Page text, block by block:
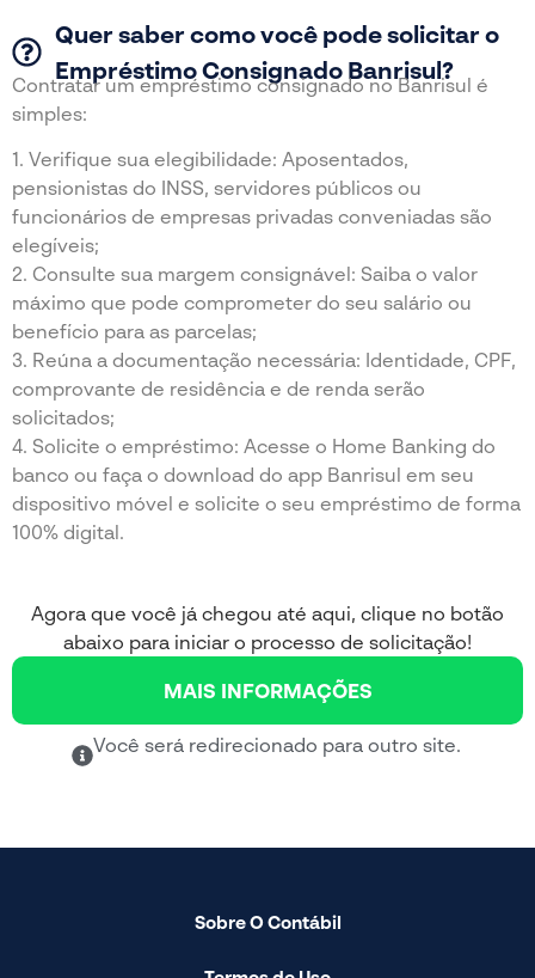
Quer saber como você pode solicitar o
Empréstimo Consignado Banrisul?
Contratar um empréstimo consignado no Banrisul é
simples:
1. Verifique sua elegibilidade: Aposentados,
pensionistas do INSS, servidores públicos ou
funcionários de empresas privadas conveniadas são
elegíveis;
2. Consulte sua margem consignável: Saiba o valor
máximo que pode comprometer do seu salário ou
benefício para as parcelas;
3. Reúna a documentação necessária: Identidade, CPF,
comprovante de residência e de renda serão
solicitados;
4. Solicite o empréstimo: Acesse o Home Banking do
banco ou faça o download do app Banrisul em seu
dispositivo móvel e solicite o seu empréstimo de forma
100% digital.
Agora que você já chegou até aqui, clique no botão
abaixo para iniciar o processo de solicitação!
MAIS INFORMAÇÕES
Você será redirecionado para outro site.
Sobre O Contábil